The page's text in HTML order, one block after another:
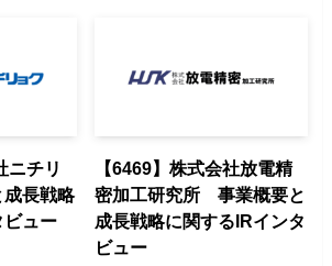
ニチリ
長戦略
ビュー
【6469】株式会社放電精
密加工研究所 事業概要と
成長戦略に関するIRインタ
ビュー